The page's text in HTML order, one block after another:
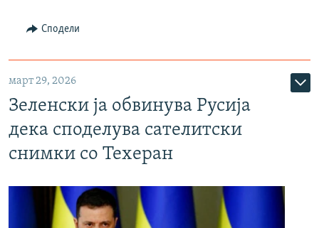
Сподели
март 29, 2026
Зеленски ја обвинува Русија
дека споделува сателитски
снимки со Техеран